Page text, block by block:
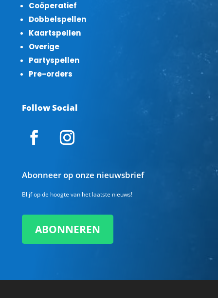
Coöperatief
Dobbelspellen
Kaartspellen
Overige
Partyspellen
Pre-orders
Follow Social
Abonneer op onze nieuwsbrief
Blijf op de hoogte van het laatste nieuws!
ABONNEREN